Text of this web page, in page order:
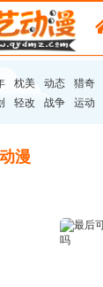
枕美 动态 猎奇
轻改 战争 运动
漫